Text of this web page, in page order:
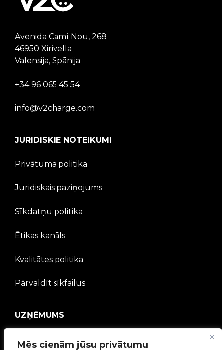
Mēs cienām jūsu privātumu
Avenida Camí Nou, 268
46950 Xirivella
Valensija, Spānija
+34 96 065 45 54
info@v2charge.com
JURIDISKIE NOTEIKUMI
Privātuma politika
Juridiskais paziņojums
Sīkdatņu politika
Ētikas kanāls
Kvalitātes politika
Pārvaldīt sīkfailus
UZŅĒMUMS
V2C kopiena